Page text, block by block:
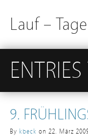
Lauf –
9.
By kbeck on 22. März